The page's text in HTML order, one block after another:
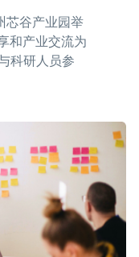
芯谷产业园举
和产业交流为
科研人员参